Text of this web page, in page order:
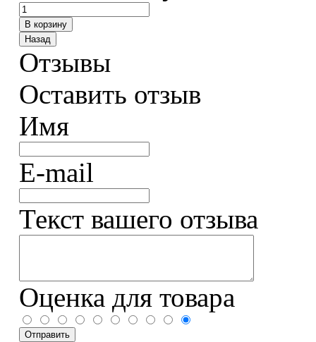
Отзывы
Оставить отзыв
Имя
E-mail
Текст вашего отзыва
Оценка для товара